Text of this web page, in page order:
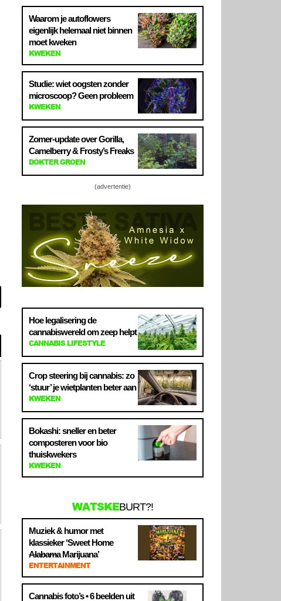
Waarom je autoflowers
eigenlijk helemaal niet binnen
moet kweken
KWEKEN
Studie: wiet oogsten zonder
microscoop? Geen probleem
KWEKEN
Zomer-update over Gorilla,
Camelberry & Frosty’s Freaks
DOKTER GROEN
(advertentie)
Hoe legalisering de
cannabiswereld om zeep helpt
CANNABIS LIFESTYLE
Crop steering bij cannabis: zo
‘stuur’ je wietplanten beter aan
KWEKEN
Bokashi: sneller en beter
composteren voor bio
thuiskwekers
KWEKEN
WATSKEBURT?!
Muziek & humor met
klassieker ‘Sweet Home
AlabamaMarijuana’
ENTERTAINMENT
Cannabis foto’s • 6 beelden uit